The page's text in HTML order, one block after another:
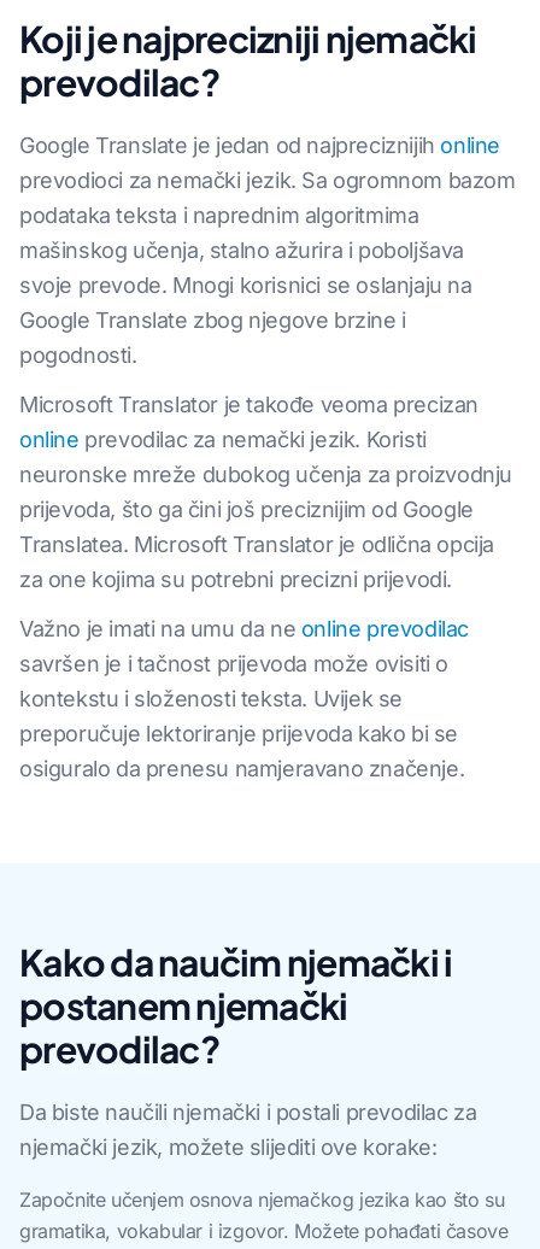
Koji je najprecizniji njemački
prevodilac?
Google Translate je jedan od najpreciznijih online
prevodioci za nemački jezik. Sa ogromnom bazom
podataka teksta i naprednim algoritmima
mašinskog učenja, stalno ažurira i poboljšava
svoje prevode. Mnogi korisnici se oslanjaju na
Google Translate zbog njegove brzine i
pogodnosti.
Microsoft Translator je takođe veoma precizan
online prevodilac za nemački jezik. Koristi
neuronske mreže dubokog učenja za proizvodnju
prijevoda, što ga čini još preciznijim od Google
Translatea. Microsoft Translator je odlična opcija
za one kojima su potrebni precizni prijevodi.
Važno je imati na umu da ne online prevodilac
savršen je i tačnost prijevoda može ovisiti o
kontekstu i složenosti teksta. Uvijek se
preporučuje lektoriranje prijevoda kako bi se
osiguralo da prenesu namjeravano značenje.
Kako da naučim njemački i
postanem njemački
prevodilac?
Da biste naučili njemački i postali prevodilac za
njemački jezik, možete slijediti ove korake:
Započnite učenjem osnova njemačkog jezika kao što su
gramatika, vokabular i izgovor. Možete pohađati časove